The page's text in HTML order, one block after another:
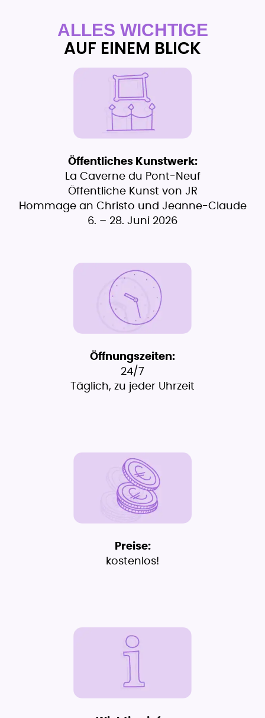
ALLES WICHTIGE
AUF EINEM BLICK
Öffentliches Kunstwerk:
La Caverne du Pont-Neuf
Öffentliche Kunst von JR
Hommage an Christo und Jeanne-Claude
6. – 28. Juni 2026
Öffnungszeiten:
24/7
Täglich, zu jeder Uhrzeit
Preise:
kostenlos!